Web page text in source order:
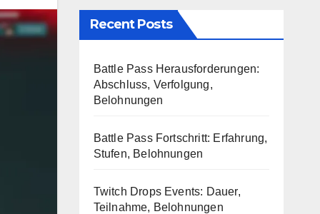
Recent Posts
Battle Pass Herausforderungen:
Abschluss, Verfolgung,
Belohnungen
Battle Pass Fortschritt: Erfahrung,
Stufen, Belohnungen
Twitch Drops Events: Dauer,
Teilnahme, Belohnungen